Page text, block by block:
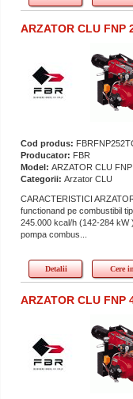
ARZATOR CLU FNP
Cod produs:
Producator: FBR
Model: ARZATOR CLU
Categorii: Arzator CLU
CARACTERISTICI
functionand pe combustibil
245.000 kcal/h (142-284
pompa combus...
Detalii Cere
ARZATOR CLU FNP